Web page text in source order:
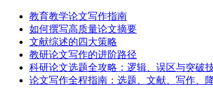
教育教学论文写作指南
如何撰写高质量论文摘要
文献综述的四大策略
教研论文写作的进阶路径
科研论文选题全攻略：逻辑、误区与突破
论文写作全程指南：选题、文献、写作、